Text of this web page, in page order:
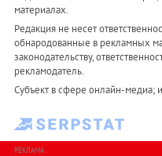
материалах.
Редакция не несет
обнародованные в рекламных
законодательству,
рекламодатель.
Субъект в сфере онлайн-медиа;
РЕКЛАМА